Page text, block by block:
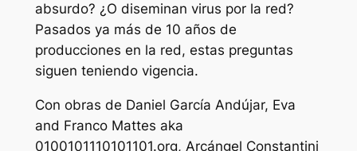
absurdo? ¿O diseminan virus por la red?
Pasados ya más de 10 años de
producciones en la red, estas preguntas
siguen teniendo vigencia.
Con obras de Daniel García Andújar, Eva
and Franco Mattes aka
0100101110101101.org, Arcángel Constantini